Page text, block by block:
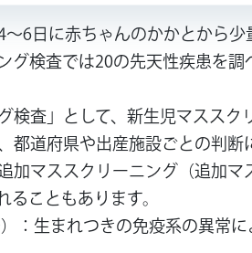
6日に赤ちゃんのかかとから
グ検査では20の先天性疾患を
検査」として、新生児マスス
道府県や出産施設ごとの判断
加マススクリーニング（追加
ることもあります。
：生まれつきの免疫系の異常